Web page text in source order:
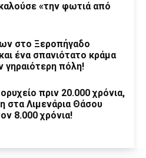
«την φωτιά από
στο Ξεροπήγαδο
ένα σπανιότατο κράμα
γηραιότερη πόλη!
πριν 20.000 χρόνια,
στα Λιμενάρια Θάσου
8.000 χρόνια!